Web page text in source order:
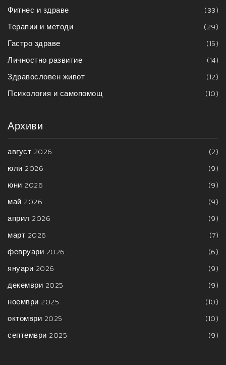
Фитнес и здраве
(33)
Терапии и методи
(29)
Гастро здраве
(15)
Личностно развитие
(14)
Здравословен живот
(12)
Психология и самопомощ
(10)
Архиви
август 2026
(2)
юли 2026
(9)
юни 2026
(9)
май 2026
(9)
април 2026
(9)
март 2026
(7)
февруари 2026
(6)
януари 2026
(9)
декември 2025
(9)
ноември 2025
(10)
октомври 2025
(10)
септември 2025
(9)